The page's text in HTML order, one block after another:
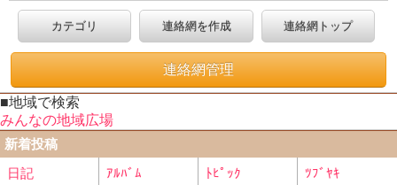
カテゴリ 連絡網を作成 連絡網トップ
連絡網管理
■地域で検索
みんなの地域広場
新着投稿
日記
ｱﾙﾊﾞﾑ ﾄﾋﾟｯｸ
ﾂﾌﾞﾔｷ